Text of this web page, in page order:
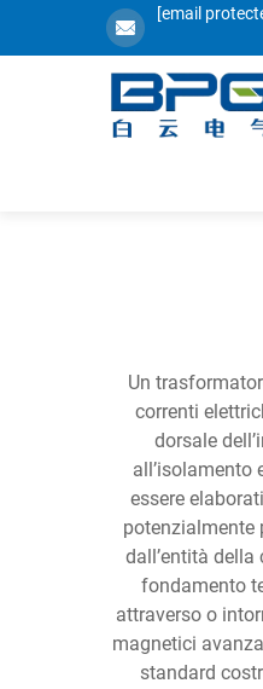
[email
Un
correnti
dorsale
all’isolamento
essere
potenzialmente
dall’entità
fondamento
attraverso o
magnetici
standard